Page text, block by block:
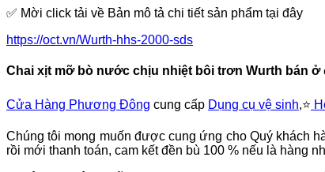
✅ Mời click tải về Bản mô tả chi tiết sản phẩm tại đây
https://oct.vn/Wurth-hhs-2000-sds
Chai xịt mỡ bò nước chịu nhiệt bôi trơn Wurth bán ở
Cửa Hàng Phương Đông cung cấp Dụng cụ vệ sinh,⭐️
Chúng tôi mong muốn được cung ứng cho Quý khách
rồi mới thanh toán, cam kết đền bù 100 % nếu là hàng